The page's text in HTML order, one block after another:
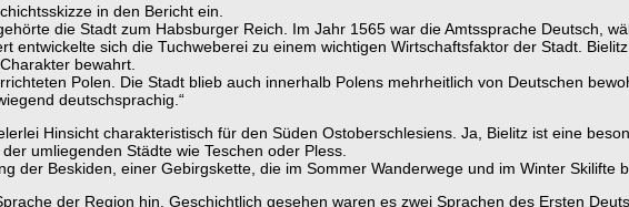
in den Bericht ein.
die Stadt zum Habsburger Reich. Im Jahr 1565 war die Amtssprache Deutsch,
entwickelte sich die Tuchweberei zu einem wichtigen Wirtschaftsfaktor der Stadt.
bewahrt.
Polen. Die Stadt blieb auch innerhalb Polens mehrheitlich von Deutschen
deutschsprachig.“
Hinsicht charakteristisch für den Süden Ostoberschlesiens. Ja, Bielitz ist eine
umliegenden Städte wie Teschen oder Pless.
der Beskiden, einer Gebirgskette, die im Sommer Wanderwege und im Winter Skilifte
der Region hin. Geschichtlich gesehen waren es zwei Sprachen des Ersten